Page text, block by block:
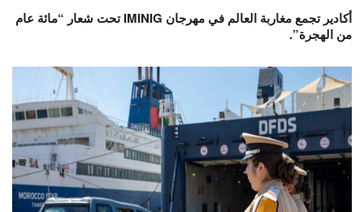
أكادير تجمع مغاربة العالم في مهرجان IMINIG تحت شعار “مائة عام
من الهجرة”.